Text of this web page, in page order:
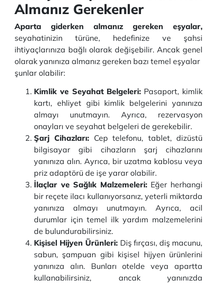
Almanız Gerekenler
Aparta giderken almanız gereken eşyalar,
seyahatinizin türüne, hedefinize ve şahsi
ihtiyaçlarınıza bağlı olarak değişebilir. Ancak genel
olarak yanınıza almanız gereken bazı temel eşyalar
şunlar olabilir:
Kimlik ve Seyahat Belgeleri: Pasaport, kimlik
kartı, ehliyet gibi kimlik belgelerini yanınıza
almayı unutmayın. Ayrıca, rezervasyon
onayları ve seyahat belgeleri de gerekebilir.
Şarj Cihazları: Cep telefonu, tablet, dizüstü
bilgisayar gibi cihazların şarj cihazlarını
yanınıza alın. Ayrıca, bir uzatma kablosu veya
priz adaptörü de işe yarar olabilir.
İlaçlar ve Sağlık Malzemeleri: Eğer herhangi
bir reçete ilacı kullanıyorsanız, yeterli miktarda
yanınıza almayı unutmayın. Ayrıca, acil
durumlar için temel ilk yardım malzemelerini
de bulundurabilirsiniz.
Kişisel Hijyen Ürünleri: Diş fırçası, diş macunu,
sabun, şampuan gibi kişisel hijyen ürünlerini
yanınıza alın. Bunları otelde veya apartta
kullanabilirsiniz, ancak yanınızda